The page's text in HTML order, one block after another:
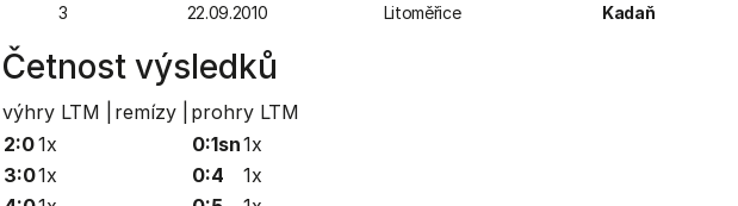
3
22.09.2010 Litoměřice Kadaň
Četnost výsledků
výhry LTM | remízy |
prohry LTM
2:01x
3:01x
0:1sn1x
0:4
1x